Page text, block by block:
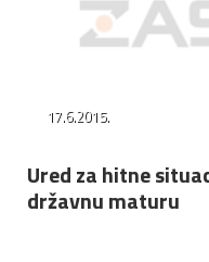
17.6.2015.
Ured za hitne
državnu maturu